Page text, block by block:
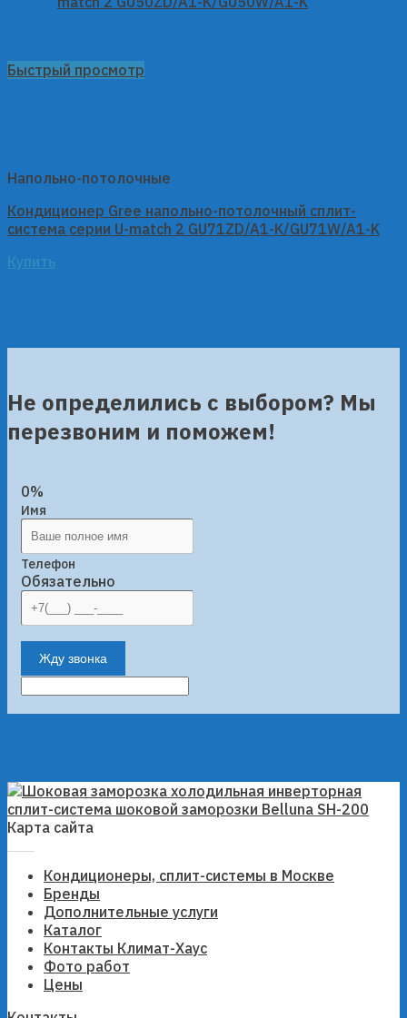
Быстрый просмотр
Напольно-потолочные
Кондиционер Gree напольно-потолочный сплит-
система серии U-match 2 GU71ZD/A1-K/GU71W/A1-K
Купить
Не определились с выбором? Мы
перезвоним и поможем!
0%
Имя
Телефон
Обязательно
Жду звонка
Карта сайта
Кондиционеры, сплит-системы в Москве
Бренды
Дополнительные услуги
Каталог
Контакты Климат-Хаус
Фото работ
Цены